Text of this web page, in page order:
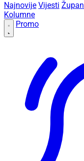
Najnovije Vijesti
Kolumne
Promo